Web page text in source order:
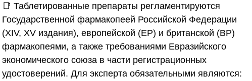
📑 Таблетированные препараты регламентируются
Государственной фармакопеей Российской Федерации
(XIV, XV издания), европейской (EP) и британской (BP)
фармакопеями, а также требованиями Евразийского
экономического союза в части регистрационных
удостоверений. Для эксперта обязательными являются: